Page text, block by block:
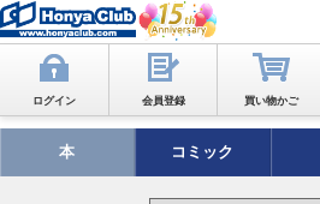
ログイン 会員登録 買い物かご
本 コミック